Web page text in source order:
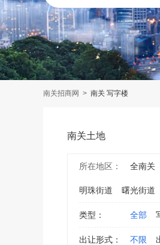
南关招商网 > 南关 写字楼
南关土地
所在地区： 全南关
明珠街道 曙光街道
类型： 全部
出让形式： 不限